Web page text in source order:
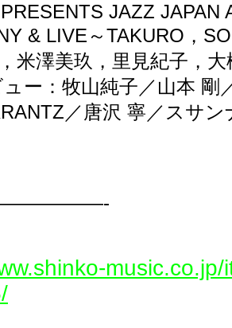
JAZZ JAPAN
& LIVE～TAKURO，
米澤美玖，里見紀子，大
ー：牧山純子／山本 剛
／唐沢 寧／スサ